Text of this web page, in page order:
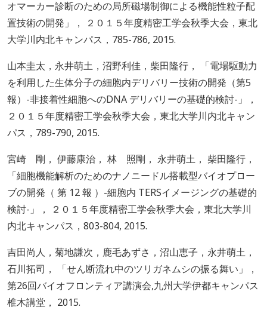
オマーカー診断のための局所磁場制御による機能性粒子配
置技術の開発」， ２０１５年度精密工学会秋季大会，東北
大学川内北キャンパス，785-786, 2015.
山本圭太，永井萌土，沼野利佳，柴田隆行， 「電場駆動力
を利用した生体分子の細胞内デリバリー技術の開発（第5
報）-非接着性細胞へのDNA デリバリーの基礎的検討-」，
２０１５年度精密工学会秋季大会，東北大学川内北キャン
パス，789-790, 2015.
宮崎 剛， 伊藤康治， 林 照剛， 永井萌土， 柴田隆行，
「細胞機能解析のためのナノニードル搭載型バイオプロー
ブの開発（ 第 12 報 ）-細胞内 TERSイメージングの基礎的
検討-」， ２０１５年度精密工学会秋季大会，東北大学川
内北キャンパス，803-804, 2015.
吉田尚人，菊地謙次，鹿毛あずさ，沼山恵子，永井萌土，
石川拓司， 「せん断流れ中のツリガネムシの振る舞い」，
第26回バイオフロンティア講演会,九州大学伊都キャンパス
椎木講堂， 2015.